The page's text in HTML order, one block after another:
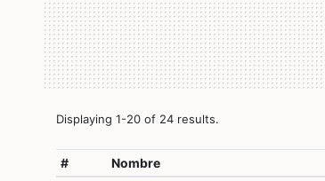
Displaying 1-20 of 24 results.
# Nombre